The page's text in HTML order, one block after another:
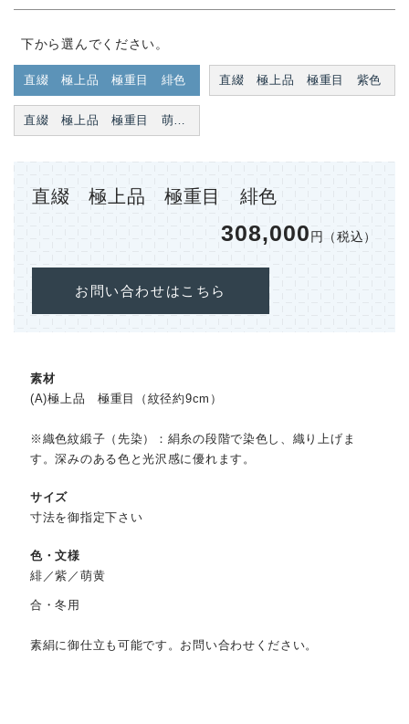
下から選んでください。
直綴 極上品 極重目 緋色 直綴 極上品 極重目 紫色
直綴 極上品 極重目 萌黄色
直綴 極上品 極重目 緋色
308,000円（税込）
お問い合わせはこちら
素材
(A)極上品 極重目（紋径約9‌cm）
※織色紋緞子（先染）：絹糸の段階で染色し、織り上げま
す。深みのある色と光沢感に優れます。
サイズ
寸法を御指定下さい
色・文様
緋／紫／萌黄
合・冬用
素絹に御仕立も可能です。お問い合わせください。